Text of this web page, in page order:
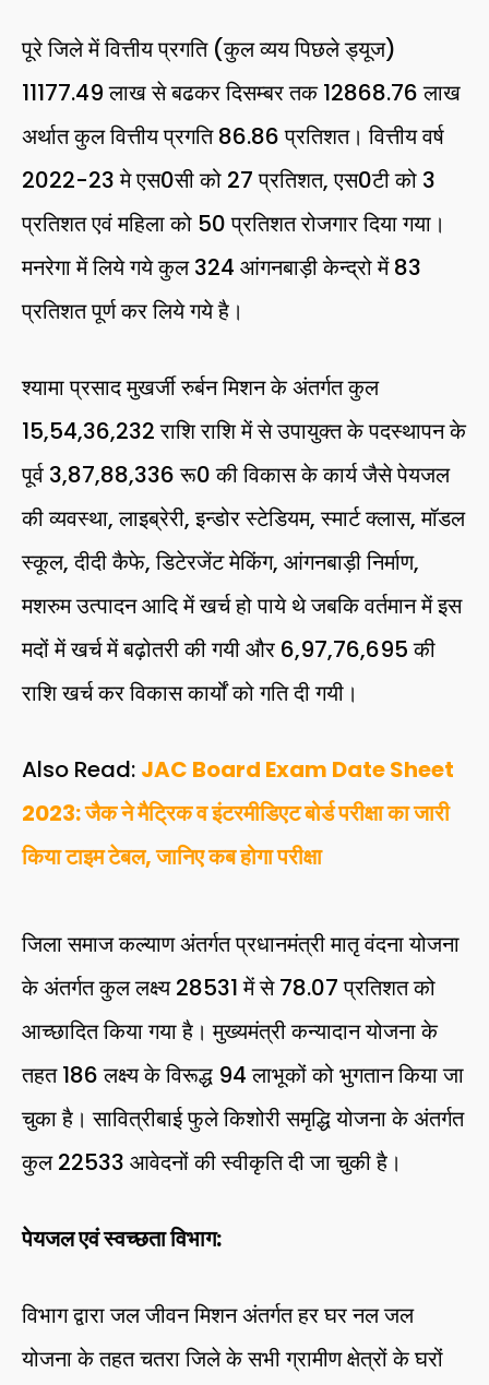
पूरे जिले में वित्तीय प्रगति (कुल व्यय पिछले ड्यूज)
11177.49 लाख से बढकर दिसम्बर तक 12868.76 लाख
अर्थात कुल वित्तीय प्रगति 86.86 प्रतिशत। वित्तीय वर्ष
2022-23 मे एस0सी को 27 प्रतिशत, एस0टी को 3
प्रतिशत एवं महिला को 50 प्रतिशत रोजगार दिया गया।
मनरेगा में लिये गये कुल 324 आंगनबाड़ी केन्द्रो में 83
प्रतिशत पूर्ण कर लिये गये है।
श्यामा प्रसाद मुखर्जी रुर्बन मिशन के अंतर्गत कुल
15,54,36,232 राशि राशि में से उपायुक्त के पदस्थापन के
पूर्व 3,87,88,336 रू0 की विकास के कार्य जैसे पेयजल
की व्यवस्था, लाइब्रेरी, इन्डोर स्टेडियम, स्मार्ट क्लास, मॉडल
स्कूल, दीदी कैफे, डिटेरजेंट मेकिंग, आंगनबाड़ी निर्माण,
मशरुम उत्पादन आदि में खर्च हो पाये थे जबकि वर्तमान में इस
मदों में खर्च में बढ़ोतरी की गयी और 6,97,76,695 की
राशि खर्च कर विकास कार्यों को गति दी गयी।
Also Read: JAC Board Exam Date Sheet
2023: जैक ने मैट्रिक व इंटरमीडिएट बोर्ड परीक्षा का जारी
किया टाइम टेबल, जानिए कब होगा परीक्षा
जिला समाज कल्याण अंतर्गत प्रधानमंत्री मातृ वंदना योजना
के अंतर्गत कुल लक्ष्य 28531 में से 78.07 प्रतिशत को
आच्छादित किया गया है। मुख्यमंत्री कन्यादान योजना के
तहत 186 लक्ष्य के विरूद्ध 94 लाभूकों को भुगतान किया जा
चुका है। सावित्रीबाई फुले किशोरी समृद्धि योजना के अंतर्गत
कुल 22533 आवेदनों की स्वीकृति दी जा चुकी है।
पेयजल एवं स्वच्छता विभाग:
विभाग द्वारा जल जीवन मिशन अंतर्गत हर घर नल जल
योजना के तहत चतरा जिले के सभी ग्रामीण क्षेत्रों के घरों